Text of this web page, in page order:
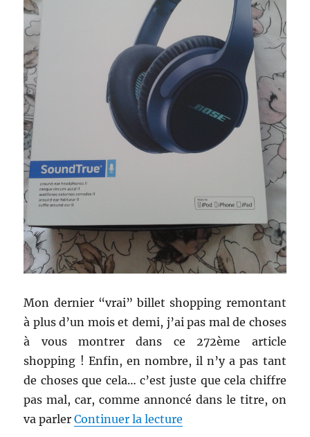
Mon dernier “vrai” billet shopping remontant
à plus d’un mois et demi, j’ai pas mal de choses
à vous montrer dans ce 272ème article
shopping ! Enfin, en nombre, il n’y a pas tant
de choses que cela… c’est juste que cela chiffre
pas mal, car, comme annoncé dans le titre, on
va parlerContinuer la lecture